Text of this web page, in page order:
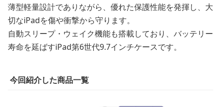
薄型軽量設計でありながら、優れた保護性能を発揮し、大
切なiPadを傷や衝撃から守ります。
自動スリープ・ウェイク機能も搭載しており、バッテリー
寿命を延ばすiPad第6世代9.7インチケースです。
今回紹介した商品一覧